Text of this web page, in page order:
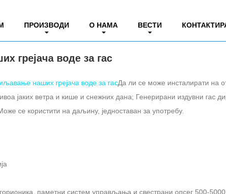
ПРОИЗВОДИ О НАМА ВЕСТИ
грејача воде за гас
наших грејача воде за гасДа ли се може инсталирати на
јаких ветра и кише и снежних дана; Генерирани издувни гас
се користити на даљину, једноставан за употребу.
паметни систем управљања и свестрани опсег 500-